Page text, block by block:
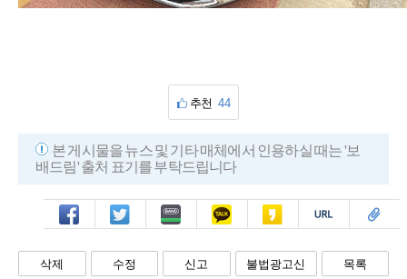
추천 44
본 게시물을 뉴스 및 기타 매체에서 인용하실 때는 '보
배드림' 출처 표기를 부탁드립니다
페북 트윗 밴드 카톡 카스 복사 스크랩
삭제 수정 신고
불법광고신
목록